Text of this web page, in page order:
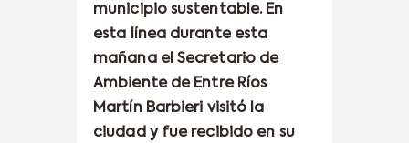
municipio sustentable. En
esta línea durante esta
mañana el Secretario de
Ambiente de Entre Ríos
Martín Barbieri visitó la
ciudad y fue recibido en su